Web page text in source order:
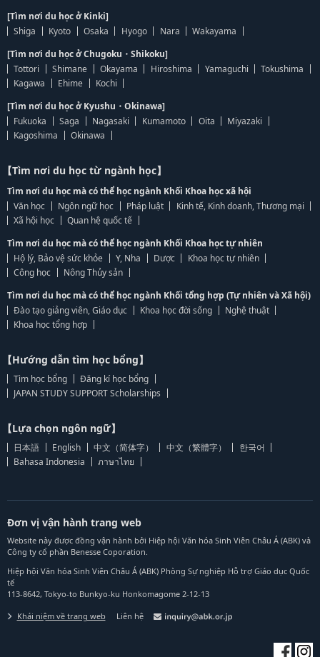
[Tìm nơi du học ở Kinki]
Shiga
Kyoto Osaka Hyogo Nara
Wakayama
[Tìm nơi du học ở Chugoku・Shikoku]
Tottori
Shimane Okayama Hiroshima Yamaguchi
Tokushima
Kagawa
Ehime
Kochi
[Tìm nơi du học ở Kyushu・Okinawa]
Fukuoka
Saga Nagasaki Kumamoto Oita
Miyazaki
Kagoshima
Okinawa
【Tìm nơi du học từ ngành học】
Tìm nơi du học mà có thể học ngành Khối Khoa học xã hội
Văn học
Ngôn ngữ học Pháp luật
Kinh tế, Kinh doanh, Thương mại
Xã hội học
Quan hệ quốc tế
Tìm nơi du học mà có thể học ngành Khối Khoa học tự nhiên
Hộ lý, Bảo vệ sức khỏe
Y, Nha Dược
Khoa học tự nhiên
Công học
Nông Thủy sản
Tìm nơi du học mà có thể học ngành Khối tổng hợp (Tự nhiên và Xã hội)
Đào tạo giảng viên, Giáo dục
Khoa học đời sống
Nghệ thuật
Khoa học tổng hợp
【Hướng dẫn tìm học bổng】
Tìm học bổng
Đăng kí học bổng
JAPAN STUDY SUPPORT Scholarships
【Lựa chọn ngôn ngữ】
日本語 English 中文（简体字） 中文（繁體字）
한국어
Bahasa Indonesia
ภาษาไทย
Đơn vị vận hành trang web
Website này được đồng vận hành bởi Hiệp hội Văn hóa Sinh Viên Châu Á (ABK) và
Công ty cổ phần Benesse Coporation.
Hiệp hội Văn hóa Sinh Viên Châu Á (ABK) Phòng Sự nghiệp Hỗ trợ Giáo dục Quốc
tế
113-8642, Tokyo-to Bunkyo-ku Honkomagome 2-12-13
Khái niệm về trang web Liên hệ